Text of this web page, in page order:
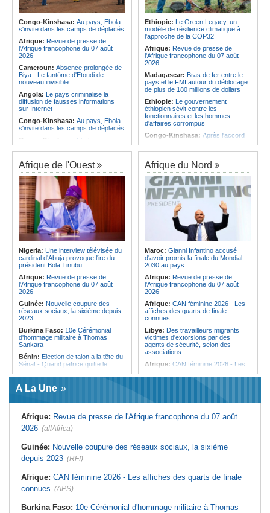
maintien ?
Afrique:Partenariat Afrique-Monde
arabe - Des mesures adoptées pour
relancer la coopération
Afrique:S&P confirme que le cadre
de financement durable de Shelter
internationales
Angola:L'ANPG et Sonangol
confirment la présence de pétrole
dans le bassin de Benguela
Angola:Un ministre d'État souligne
l'importance de la préservation de
l'histoire militaire
Congo-Kinshasa: Au pays, Ebola
s'invite dans les camps de déplacés
Afrique: Revue de presse de
l'Afrique francophone du 07 août
2026
Cameroun: Absence prolongée de
Biya - Le fantôme d'Etoudi de
nouveau invisible
Angola: Le pays criminalise la
diffusion de fausses informations
sur Internet
Congo-Kinshasa: Au pays, Ebola
s'invite dans les camps de déplacés
Congo-Kinshasa: Ebola au pays -
Africa CDC mise sur les
communautés
Afrique Centrale:L'explosion de la
demande de viande de brousse
extermine la faune sauvage
Congo-Kinshasa:Après l'accord
avec une branche des FDLR, les
zones d'ombre persistent
Centrafrique: Un gendarme détenu
par le groupe armé AAKG retrouve
la liberté
Rome et Kigali discutent
d'une possible externalisation au
pays des procédures d'asile à
destination de l'Italie
Ethiopie: Le Green Legacy, un
modèle de résilience climatique à
l'approche de la COP32
Afrique: Revue de presse de
l'Afrique francophone du 07 août
2026
Madagascar: Bras de fer entre le
pays et le FMI autour du déblocage
de plus de 180 millions de dollars
Ethiopie: Le gouvernement
éthiopien sévit contre les
fonctionnaires et les hommes
d'affaires corrompus
Congo-Kinshasa: Après l'accord
Sud-Soudan: Le pays à la croisée
des chemins, alerte l'ONU
Rwanda: Rome et Kigali discutent
d'une possible externalisation au
pays des procédures d'asile à
destination de l'Italie
Somalie:Le camp de Galkayo
frappé par une violente attaque des
Forces du Puntland
Soudan:La guerre contre les
houthistes du Yémen peut-elle
détourner Riyad du pays ?
Sud-Soudan:
femmes pour accéder aux soins de
santé
Afrique de l'Ouest
Nigeria: Une interview télévisée du
cardinal d'Abuja provoque l'ire du
président Bola Tinubu
Afrique: Revue de presse de
l'Afrique francophone du 07 août
2026
Guinée: Nouvelle coupure des
réseaux sociaux, la sixième depuis
2023
Burkina Faso: 10e Cérémonial
d'hommage militaire à Thomas
Sankara
Bénin: Election de talon a la tête du
Sénat - Quand patrice quitte le
Cameroun:
Biya - Le fantôme d'Etoudi de
cardinal d'Abuja provoque l'ire du
président Bola Tinubu
l'assurance pour tous - Le pacte de
rupture
Sénégal:Élections locales au pays
alimentent les soupçons d'un report
Mali:10 ressortissants chinois ont
casino clandestin
Afrique du Nord
Maroc: Gianni Infantino accusé
d'avoir promis la finale du Mondial
2030 au pays
Afrique: Revue de presse de
l'Afrique francophone du 07 août
2026
Afrique: CAN féminine 2026 - Les
affiches des quarts de finale
connues
Libye: Des travailleurs migrants
victimes d'extorsions par des
agents de sécurité, selon des
associations
Afrique: CAN féminine 2026 - Les
de finale
Infantino marquera-t-il le but de son
maintien ?
Afrique du Nord: Télécoms - Le
net consolidé au premier semestre
2026
astronomiques
A La Une
Afrique: Revue de presse de l'Afrique francophone du 07 août
2026 (allAfrica)
Guinée: Nouvelle coupure des réseaux sociaux, la sixième
depuis 2023 (RFI)
Afrique: CAN féminine 2026 - Les affiches des quarts de finale
connues (APS)
Burkina Faso: 10e Cérémonial d'hommage militaire à Thomas